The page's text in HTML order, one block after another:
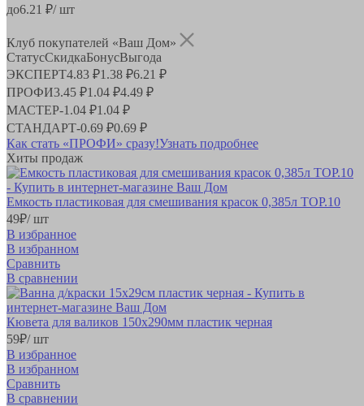
до6.21 ₽/ шт
Клуб покупателей «Ваш Дом»
СтатусСкидкаБонусВыгода
ЭКСПЕРТ4.83 ₽1.38 ₽6.21 ₽
ПРОФИ3.45 ₽1.04 ₽4.49 ₽
МАСТЕР-1.04 ₽1.04 ₽
СТАНДАРТ-0.69 ₽0.69 ₽
Как стать «ПРОФИ» сразу!Узнать подробнее
Хиты продаж
Емкость пластиковая для смешивания красок 0,385л ТОР.10
49₽/ шт
В избранное
В избранном
Сравнить
В сравнении
Кювета для валиков 150х290мм пластик черная
59₽/ шт
В избранное
В избранном
Сравнить
В сравнении